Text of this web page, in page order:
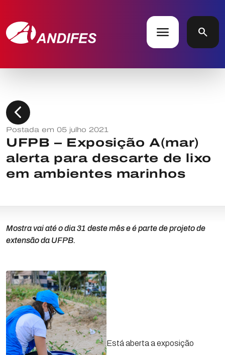
menu search
chevron_left
Postada em 05 julho 2021
UFPB – Exposição A(mar)
alerta para descarte de lixo
em ambientes marinhos
Mostra vai até o dia 31 deste mês e é parte de projeto de
extensão da UFPB.
Está aberta a exposição